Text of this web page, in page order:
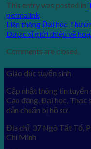
This entry was posted in
permalink.
Liên thông Đại học
Dược sĩ giới thiệu về
Comments are closed.
Giáo dục tuyển sinh
Cập nhật thông tin
Cao đăng, Đại học,
dẫn chuẩn bị hồ sơ.
Địa chỉ: 37 Ngô Tất Tố,
Chí Minh